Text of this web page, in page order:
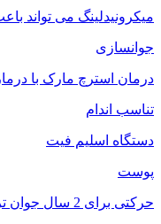
میکرونیدلینگ می تواند
جوانسازی
درمان استرچ مارک با
تناسب اندام
دستگاه اسلیم فیت
پوست
حرکتی برای 2 سال جوان تر شدن صورت , یوگای صورت